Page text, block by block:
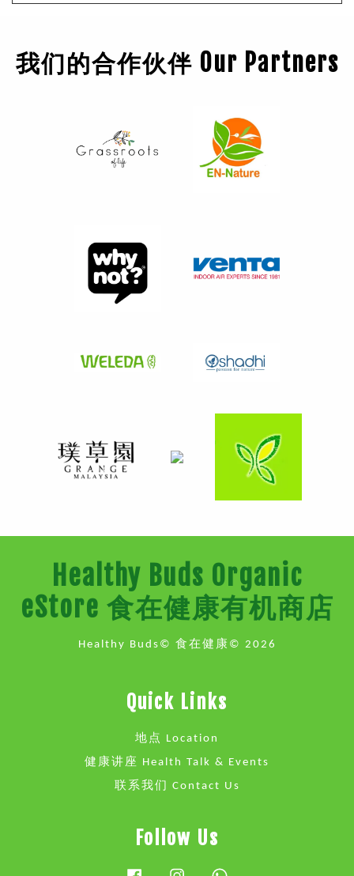
我们的合作伙伴 Our Partners
Healthy Buds Organic
eStore 食在健康有机商店
Healthy Buds© 食在健康© 2026
Quick Links
地点 Location
健康讲座 Health Talk & Events
联系我们 Contact Us
Follow Us